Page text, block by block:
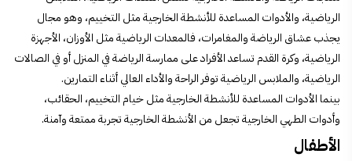
الرياضية، والأدوات المساعدة للأنشطة الخارجية مثل التخييم، وهو مجال
يجذب عشاق الرياضة والمغامرات، فالمعدات الرياضية مثل الأوزان، الأجهزة
الرياضية، وكرة القدم تساعد الأفراد على ممارسة الرياضة في المنزل أو في الصالات
الرياضية، والملابس الرياضية توفر الراحة والأداء العالي أثناء التمارين.
بينما الأدوات المساعدة للأنشطة الخارجية مثل خيام التخييم، الحقائب،
وأدوات الطهي الخارجية تجعل من الأنشطة الخارجية تجربة ممتعة وآمنة.
الأطفال